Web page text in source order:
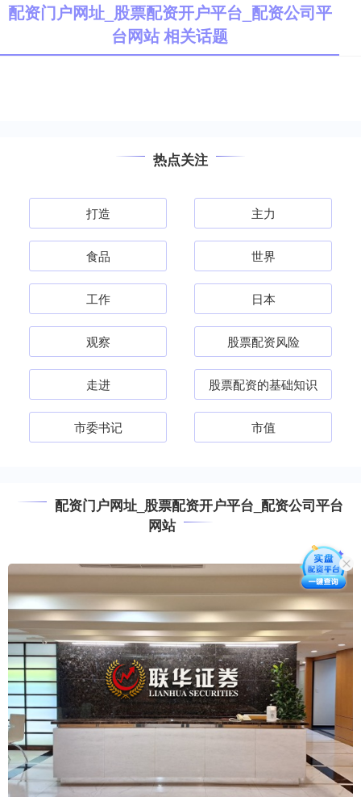
配资门户网址_股票配资开户平台_配资公司平
台网站 相关话题
热点关注
打造 主力
食品 世界
工作 日本
观察 股票配资风险
走进 股票配资的基础知识
市委书记 市值
配资门户网址_股票配资开户平台_配资公司平台
网站